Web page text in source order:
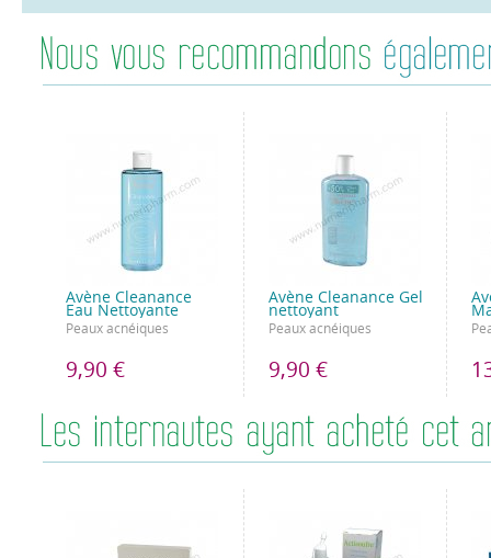
Avène Cleanance
Eau Nettoyante
Peaux acnéiques
9,90 €
Avène Cleanance Gel
nettoyant
Peaux acnéiques
9,90 €